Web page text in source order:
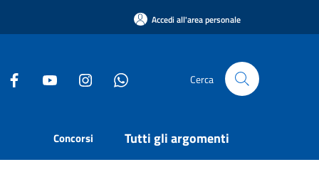
Accedi all'area personale
Cerca
Concorsi Tutti gli argomenti